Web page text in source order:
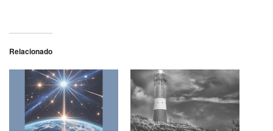
Relacionado